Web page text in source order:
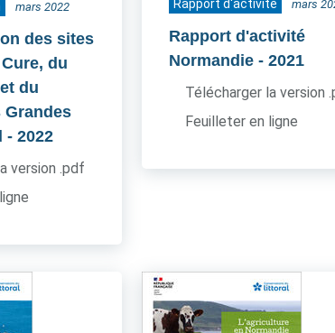
mars 2022
des sites
du
du
Grandes
- 2022
version .pdf
Rapport d'activité mars
Rapport d'activité
Normandie - 2021
Télécharger la version
Feuilleter en ligne